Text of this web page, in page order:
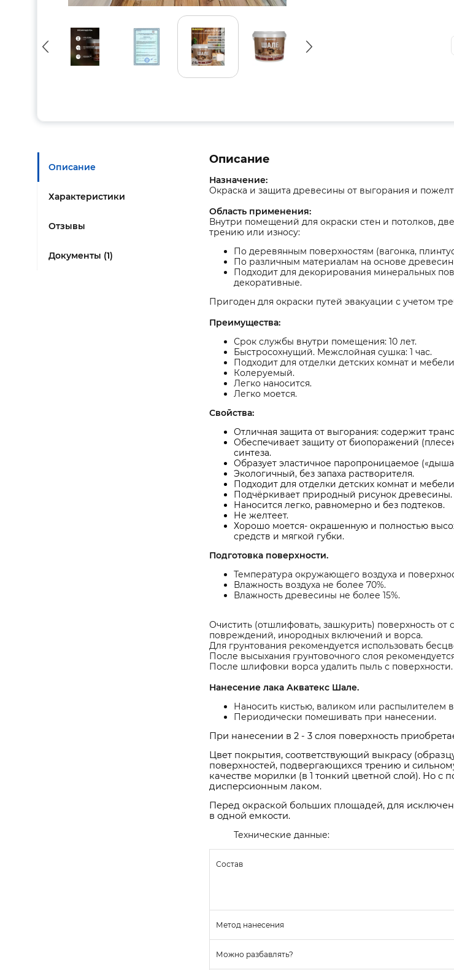
Описание
Характеристики
Отзывы
Документы (1)
Описание
Назначение:
Окраска и защита древесины от выгорания и
Область применения:
Внутри помещений для окраски стен и потолков,
трению или износу:
По деревянным поверхностям (вагонка,
По различным материалам на основе
Подходит для декорирования минеральных
декоративные.
Пригоден для окраски путей эвакуации с учетом
Преимущества:
Срок службы внутри помещения: 10 лет.
Быстросохнущий. Межслойная сушка: 1 час.
Подходит для отделки детских комнат и
Колеруемый.
Легко наносится.
Легко моется.
Свойства:
Отличная защита от выгорания: содержит
Обеспечивает защиту от биопоражений
синтеза.
Образует эластичное паропроницаемое
Экологичный, без запаха растворителя.
Подходит для отделки детских комнат и
Подчёркивает природный рисунок древесины.
Наносится легко, равномерно и без подтеков.
Не желтеет.
Хорошо моется- окрашенную и полностью
средств и мягкой губки.
Подготовка поверхности.
Температура окружающего воздуха и
Влажность воздуха не более 70%.
Влажность древесины не более 15%.
Очистить (отшлифовать, зашкурить) поверхность
повреждений, инородных включений и ворса.
Для грунтования рекомендуется использовать
После высыхания грунтовочного слоя
После шлифовки ворса удалить пыль с поверхности.
Нанесение лака Акватекс Шале.
Наносить кистью, валиком или распылителем
Периодически помешивать при нанесении.
При нанесении в 2 - 3 слоя поверхность
Цвет покрытия, соответствующий выкрасу
поверхностей, подвергающихся трению и
качестве морилки (в 1 тонкий цветной слой). Но
дисперсионным лаком.
Перед окраской больших площадей, для
в одной емкости.
Технические данные:
Состав
Метод нанесения
Можно разбавлять?